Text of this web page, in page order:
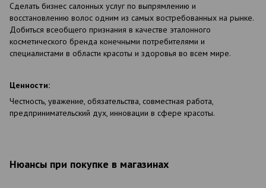
Сделать бизнес салонных услуг по выпрямлению и
восстановлению волос одним из самых востребованных на рынке.
Добиться всеобщего признания в качестве эталонного
косметического бренда конечными потребителями и
специалистами в области красоты и здоровья во всем мире.
Ценности:
Честность, уважение, обязательства, совместная работа,
предпринимательский дух, инновации в сфере красоты.
Нюансы при покупке в магазинах